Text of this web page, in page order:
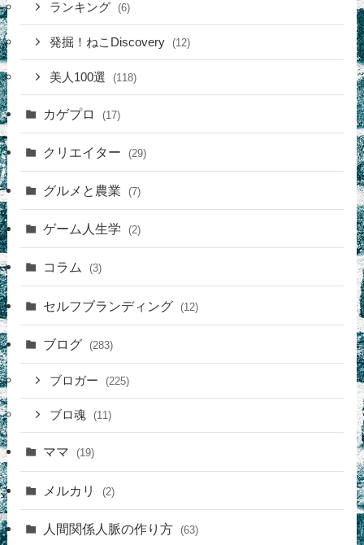
ランキング (6)
発掘！ねこDiscovery (12)
美人100選 (118)
カゲプロ (17)
クリエイター (29)
グルメと農業 (7)
ゲーム人生学 (2)
コラム (3)
セルフブランディング (12)
ブログ (283)
ブロガー (225)
ブロ魂 (11)
ママ (19)
メルカリ (2)
人間関係人脈の作り方 (63)